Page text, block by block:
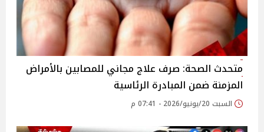
متحدث الصحة: صرف علاج مجاني للمصابين بالأمراض
المزمنة ضمن المبادرة الرئاسية
السبت 20/يونيو/2026 - 07:41 م